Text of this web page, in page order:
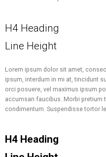
H4 Heading
Line Height
Lorem ipsum dolor sit amet,
ipsum, interdum in mi at, tincidunt
orci posuere, vel maximus ipsum
accumsan faucibus. Morbi pretium
condimentum. Suspendisse tortor
H4 Heading